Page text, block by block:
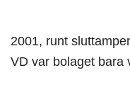
2001, runt
VD var bolaget bara